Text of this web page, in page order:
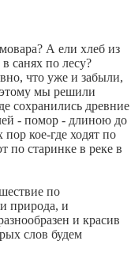
А ели хлеб из
санях по лесу?
что уже и забыли,
мы решили
сохранились древние
- помор - длиною до
кое-где ходят по
по старинке в реке в
по
природа, и
и красив
слов будем